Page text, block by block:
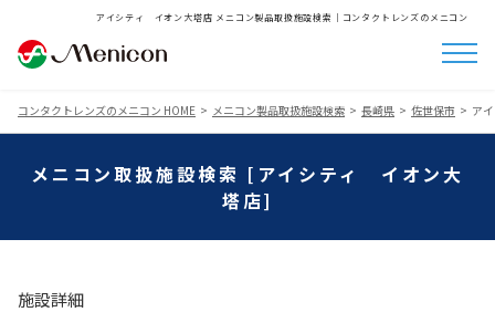
アイシティ イオン大塔店 メニコン製品取扱施設検索│コンタクトレンズのメニコン
コンタクトレンズのメニコン HOME メニコン製品取扱施設検索 長崎県 佐世保市 ア
メニコン取扱施設検索 [アイシティ イオン大
塔店]
施設詳細